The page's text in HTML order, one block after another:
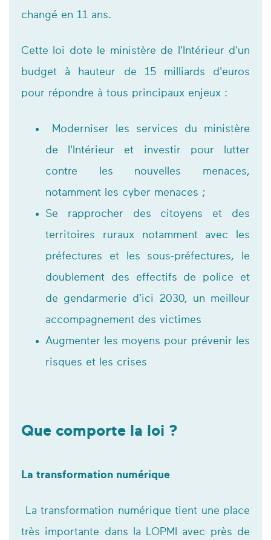
changé en 11 ans.
Cette loi dote le ministère de l'Intérieur d'un
budget à hauteur de 15 milliards d'euros
pour répondre à tous principaux enjeux :
Moderniser les services du ministère
de l'Intérieur et investir pour lutter
contre les nouvelles menaces,
notamment les cyber menaces ;
Se rapprocher des citoyens et des
territoires ruraux notamment avec les
préfectures et les sous-préfectures, le
doublement des effectifs de police et
de gendarmerie d'ici 2030, un meilleur
accompagnement des victimes
Augmenter les moyens pour prévenir les
risques et les crises
Que comporte la loi ?
La transformation numérique
La transformation numérique tient une place
très importante dans la LOPMI avec près de